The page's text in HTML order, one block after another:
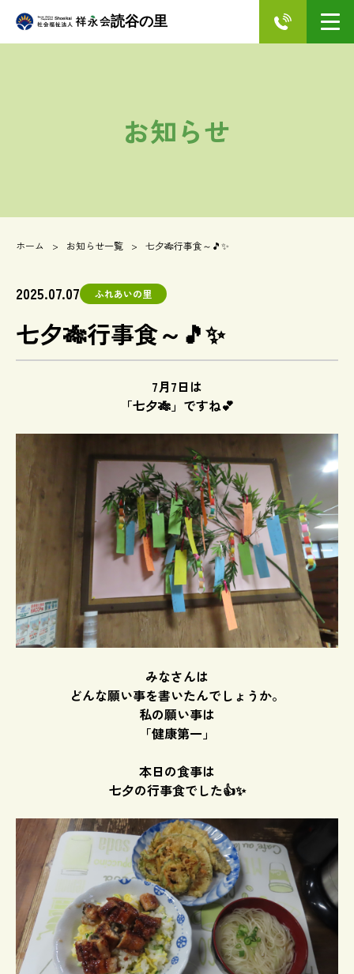
読谷の里
お知らせ
ホーム お知らせ一覧 七夕🎋行事食～🎵✨
2025.07.07 ふれあいの里
七夕🎋行事食～🎵✨
7月7日は
「七夕🎋」ですね💕
みなさんは
どんな願い事を書いたんでしょうか。
私の願い事は
「健康第一」
本日の食事は
七夕の行事食でした👍✨